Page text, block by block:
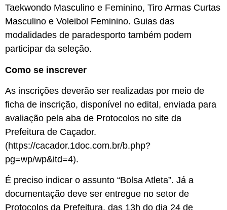
Taekwondo Masculino e Feminino, Tiro Armas Curtas
Masculino e Voleibol Feminino. Guias das
modalidades de paradesporto também podem
participar da seleção.
Como se inscrever
As inscrições deverão ser realizadas por meio de
ficha de inscrição, disponível no edital, enviada para
avaliação pela aba de Protocolos no site da
Prefeitura de Caçador.
(https://cacador.1doc.com.br/b.php?
pg=wp/wp&itd=4).
É preciso indicar o assunto “Bolsa Atleta”. Já a
documentação deve ser entregue no setor de
Protocolos da Prefeitura, das 13h do dia 24 de